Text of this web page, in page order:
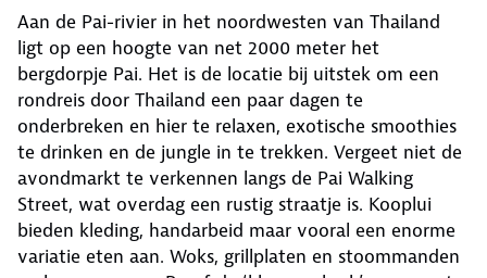
Aan de Pai-rivier in het noordwesten van Thailand
ligt op een hoogte van net 2000 meter het
bergdorpje Pai. Het is de locatie bij uitstek om een
rondreis door Thailand een paar dagen te
onderbreken en hier te relaxen, exotische smoothies
te drinken en de jungle in te trekken. Vergeet niet de
avondmarkt te verkennen langs de Pai Walking
Street, wat overdag een rustig straatje is. Kooplui
bieden kleding, handarbeid maar vooral een enorme
variatie eten aan. Woks, grillplaten en stoommanden